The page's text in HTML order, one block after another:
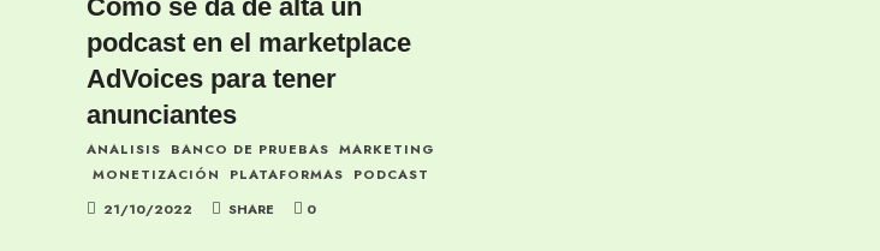
Cómo se da de alta un
podcast en el marketplace
AdVoices para tener
anunciantes
ANALISIS BANCO DE PRUEBAS MARKETING
MONETIZACIÓN
PLATAFORMAS
PODCAST
21/10/2022
SHARE 0